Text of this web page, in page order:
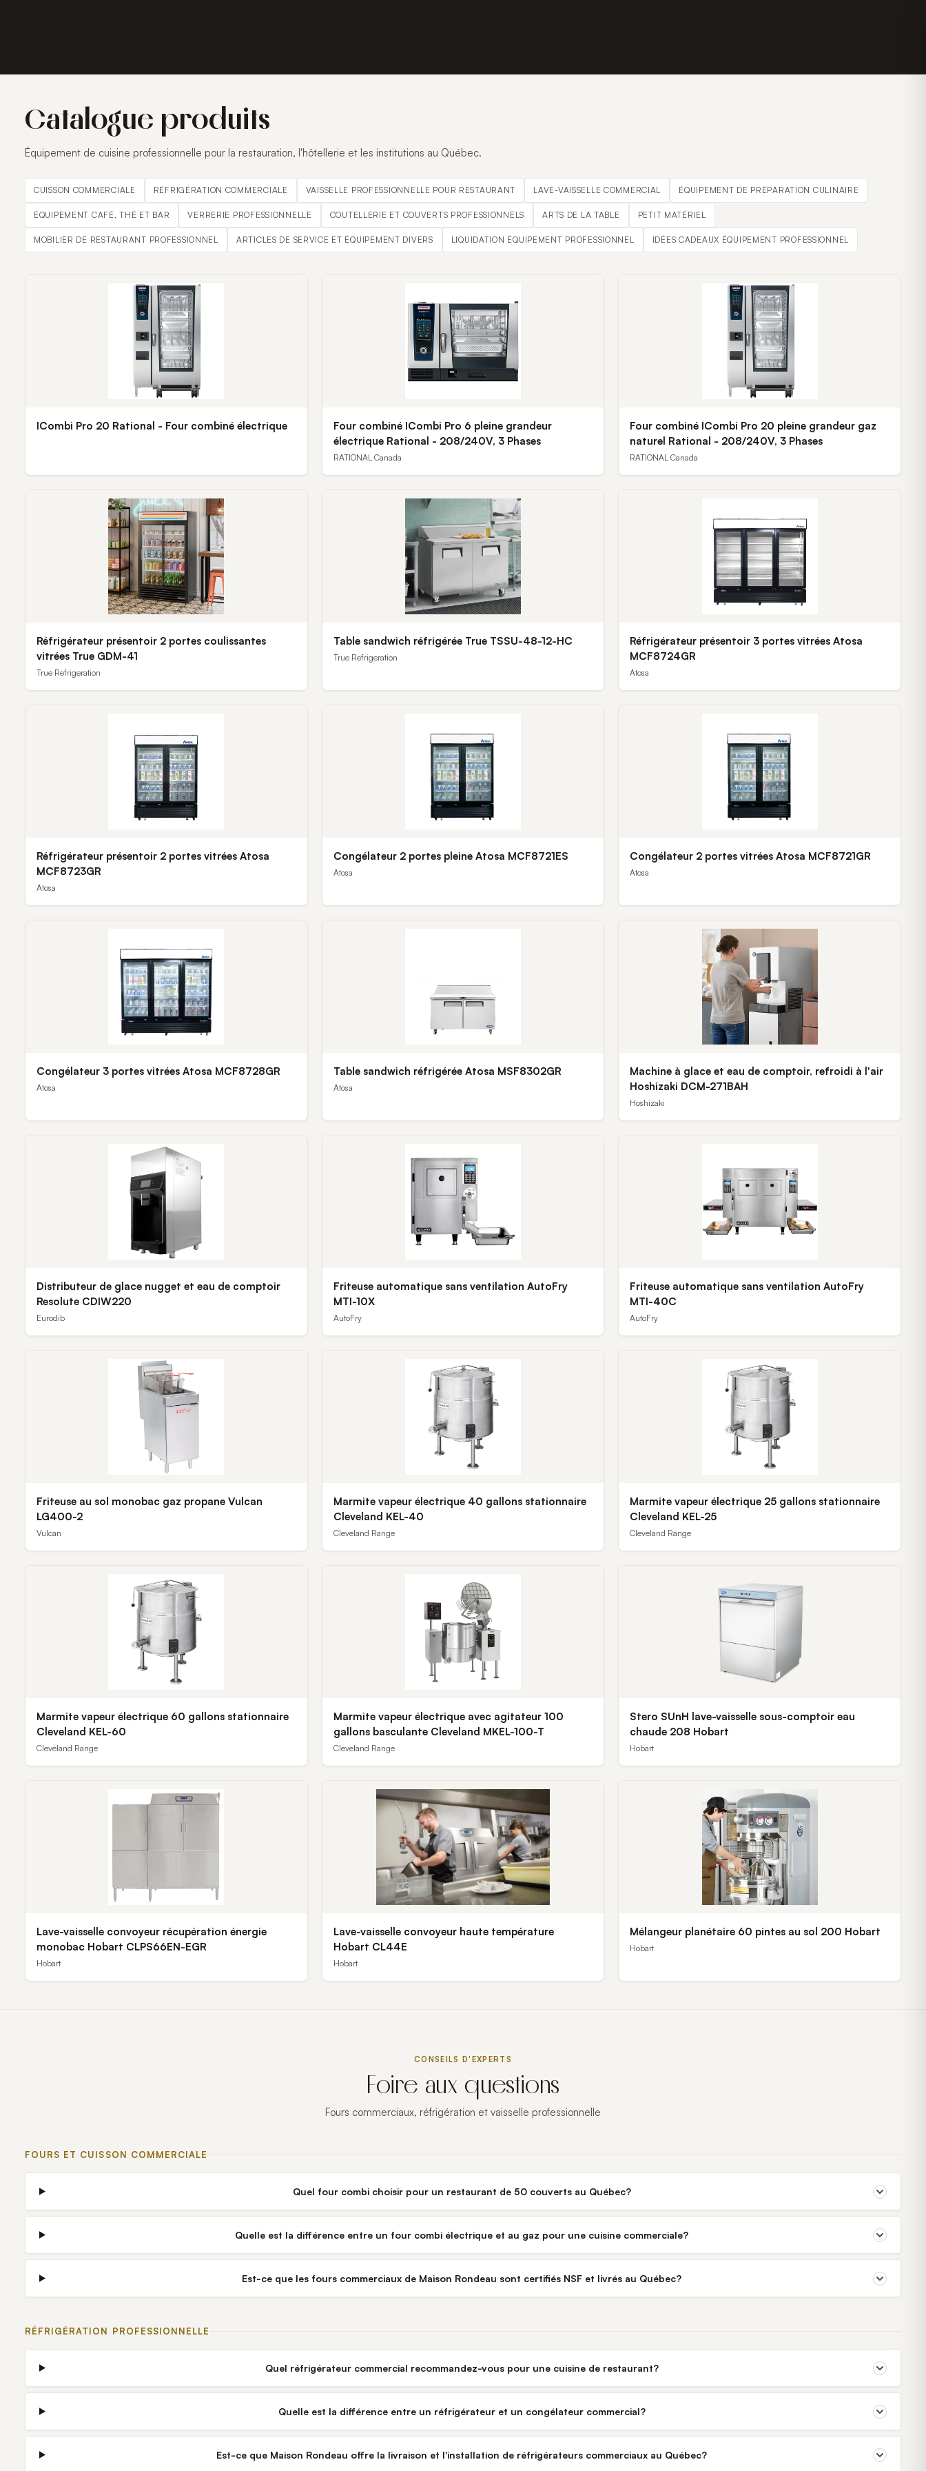
Catalogue produits
Équipement de cuisine professionnelle pour la restauration, l'hôtellerie et les institutions au Québec.
CUISSON COMMERCIALE RÉFRIGÉRATION COMMERCIALE VAISSELLE PROFESSIONNELLE POUR RESTAURANT LAVE-VAISSELLE COMMERCIAL ÉQUIPEMENT DE PRÉPARATION CULINAIRE
ÉQUIPEMENT CAFÉ, THÉ ET BAR VERRERIE PROFESSIONNELLE COUTELLERIE ET COUVERTS PROFESSIONNELS ARTS DE LA TABLE PETIT MATÉRIEL
MOBILIER DE RESTAURANT PROFESSIONNEL ARTICLES DE SERVICE ET ÉQUIPEMENT DIVERS LIQUIDATION ÉQUIPEMENT PROFESSIONNEL IDÉES CADEAUX ÉQUIPEMENT PROFESSIONNEL
ICombi Pro 20 Rational - Four combiné électrique
Four combiné ICombi Pro 6 pleine grandeur
électrique Rational - 208/240V, 3 Phases
RATIONAL Canada
Four combiné ICombi Pro 20 pleine grandeur gaz
naturel Rational - 208/240V, 3 Phases
RATIONAL Canada
Réfrigérateur présentoir 2 portes coulissantes
vitrées True GDM-41
True Refrigeration
Table sandwich réfrigérée True TSSU-48-12-HC
True Refrigeration
Réfrigérateur présentoir 3 portes vitrées Atosa
MCF8724GR
Atosa
Réfrigérateur présentoir 2 portes vitrées Atosa
MCF8723GR
Atosa
Congélateur 2 portes pleine Atosa MCF8721ES
Atosa
Congélateur 2 portes vitrées Atosa MCF8721GR
Atosa
Congélateur 3 portes vitrées Atosa MCF8728GR
Atosa
Table sandwich réfrigérée Atosa MSF8302GR
Atosa
Machine à glace et eau de comptoir, refroidi à l'air
Hoshizaki DCM-271BAH
Hoshizaki
Distributeur de glace nugget et eau de comptoir
Resolute CDIW220
Eurodib
Friteuse automatique sans ventilation AutoFry
MTI-10X
AutoFry
Friteuse automatique sans ventilation AutoFry
MTI-40C
AutoFry
Friteuse au sol monobac gaz propane Vulcan
LG400-2
Vulcan
Marmite vapeur électrique 40 gallons stationnaire
Cleveland KEL-40
Cleveland Range
Marmite vapeur électrique 25 gallons stationnaire
Cleveland KEL-25
Cleveland Range
Marmite vapeur électrique 60 gallons stationnaire
Cleveland KEL-60
Cleveland Range
Marmite vapeur électrique avec agitateur 100
gallons basculante Cleveland MKEL-100-T
Cleveland Range
Stero SUnH lave-vaisselle sous-comptoir eau
chaude 208 Hobart
Hobart
Lave-vaisselle convoyeur récupération énergie
monobac Hobart CLPS66EN-EGR
Hobart
Lave-vaisselle convoyeur haute température
Hobart CL44E
Hobart
Mélangeur planétaire 60 pintes au sol 200 Hobart
Hobart
CONSEILS D'EXPERTS
Foire aux questions
Fours commerciaux, réfrigération et vaisselle professionnelle
FOURS ET CUISSON COMMERCIALE
Quel four combi choisir pour un restaurant de 50 couverts au Québec?
Quelle est la différence entre un four combi électrique et au gaz pour une cuisine commerciale?
Est-ce que les fours commerciaux de Maison Rondeau sont certifiés NSF et livrés au Québec?
RÉFRIGÉRATION PROFESSIONNELLE
Quel réfrigérateur commercial recommandez-vous pour une cuisine de restaurant?
Quelle est la différence entre un réfrigérateur et un congélateur commercial?
Est-ce que Maison Rondeau offre la livraison et l'installation de réfrigérateurs commerciaux au Québec?